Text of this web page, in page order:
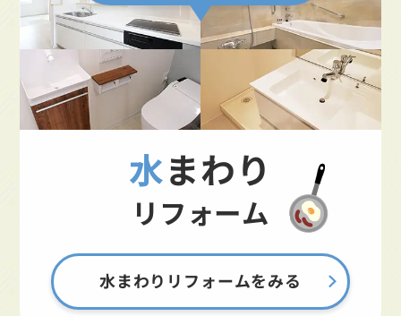
水まわり
リフォーム
水まわりリフォームをみる